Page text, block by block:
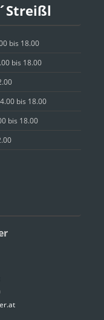
bis 18.00
bis 18.00
bis 18.00
bis 18.00